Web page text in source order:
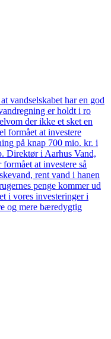
vandselskabet har en god
er holdt i ro
der ikke et sket en
formået at investere
på knap 700 mio. kr. i
Direktør i Aarhus Vand,
at investere så
rent vand i hanen
penge kommer ud
i vores investeringer i
og mere bæredygtig